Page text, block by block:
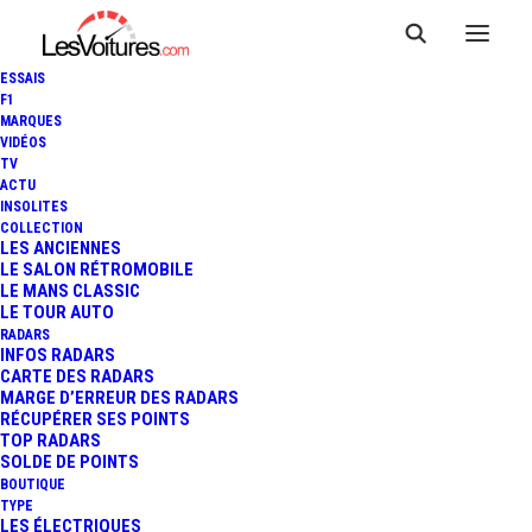
ESSAIS
F1
MARQUES
VIDÉOS
TV
ACTU
INSOLITES
COLLECTION
LES ANCIENNES
LE SALON RÉTROMOBILE
LE MANS CLASSIC
LE TOUR AUTO
RADARS
INFOS RADARS
CARTE DES RADARS
MARGE D’ERREUR DES RADARS
RÉCUPÉRER SES POINTS
TOP RADARS
SOLDE DE POINTS
BOUTIQUE
TYPE
LES ÉLECTRIQUES
5 février 2021
VIDÉO : JUSTIN BIEBER